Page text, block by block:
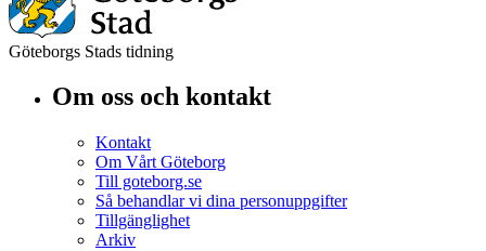
Göteborgs Stads tidning
Om oss och kontakt
Kontakt
Om Vårt Göteborg
Till goteborg.se
Så behandlar vi dina personuppgifter
Tillgänglighet
Arkiv